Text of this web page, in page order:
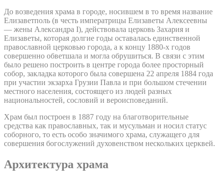
До возведения храма в городе, носившем в то время название
Елизаветполь (в честь императрицы Елизаветы Алексеевны
— жены Александра I), действовала церковь Захария и
Елизаветы, которая долгие годы оставалась единственной
православной церковью города, а к концу 1880-х годов
совершенно обветшала и могла обрушиться. В связи с этим
было решено построить в центре города более просторный
собор, закладка которого была совершена 22 апреля 1884 года
при участии экзарха Грузии Павла и при большом стечении
местного населения, состоящего из людей разных
национальностей, сословий и вероисповеданий.
Храм был построен в 1887 году на благотворительные
средства как православных, так и мусульман и носил статус
соборного, то есть особо значимого храма, служащего для
совершения богослужений духовенством нескольких церквей.
Архитектура храма